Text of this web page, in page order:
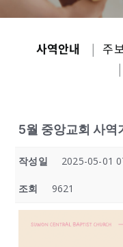
사역안내 | 주
|
5월 중앙교회 사역
작성일 2025-05-01
조회 9621